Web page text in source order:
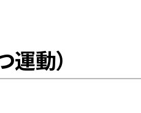
運動）